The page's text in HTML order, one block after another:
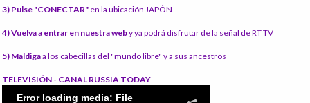
3) Pulse "CONECTAR" en la ubicación JAPÓN
4) Vuelva a entrar en nuestra weby ya podrá disfrutar de la señal de RT TV
5) Maldigaa los cabecillas del "mundo libre" y a sus ancestros
TELEVISIÓN - CANAL RUSSIA TODAY